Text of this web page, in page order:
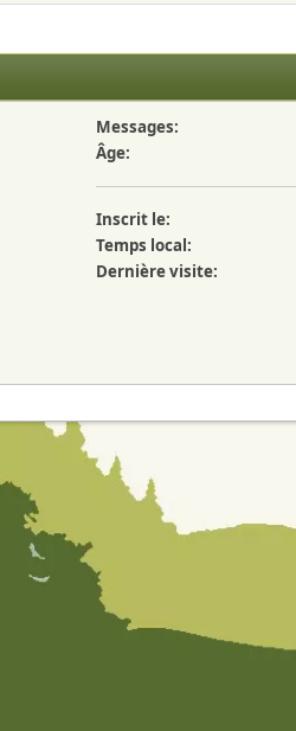
Messages:
Âge:
Inscrit le:
Temps local:
Dernière visite: